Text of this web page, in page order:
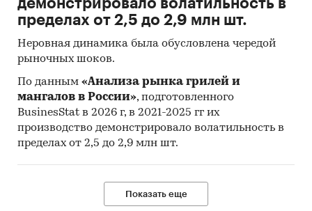
Телеритейл, Ювелирный дом Кристалл и др.
Федеральная служба государственной
статистики (Росстат)
Федеральная таможенная служба
Федеральная налоговая служба
Таможенный союз ЕАЭС
показатели торговли
демонстрировало волатильность в
пределах от 2,5 до 2,9 млн шт.
Неровная динамика была обусловлена чередой
рыночных шоков.
По данным «Анализа рынка грилей и
мангалов в России», подготовленного
BusinesStat в 2026 г, в 2021-2025 гг их
производство демонстрировало волатильность в
пределах от 2,5 до 2,9 млн шт.
Показать еще